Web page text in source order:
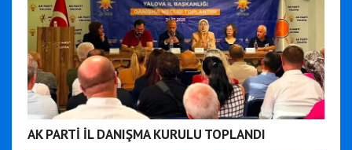
AK PARTİ İL DANIŞMA KURULU TOPLANDI